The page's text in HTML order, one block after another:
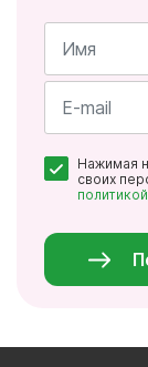
Имя
*
Нажимая
своих